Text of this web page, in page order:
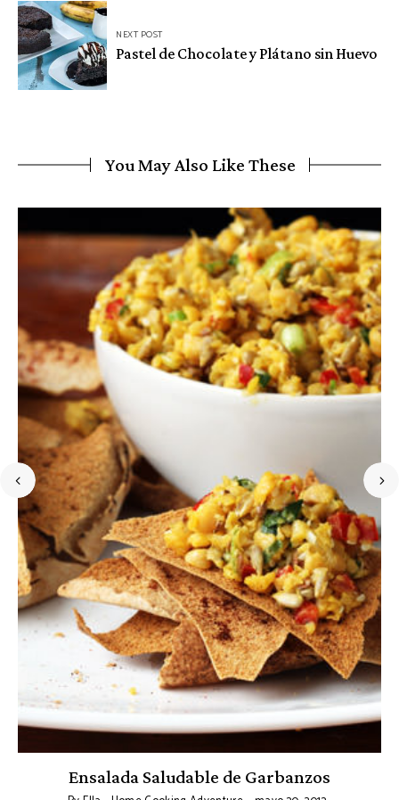
NEXT POST
Pastel de Chocolate y Plátano sin Huevo
You May Also Like These
Ensalada Saludable de Garbanzos